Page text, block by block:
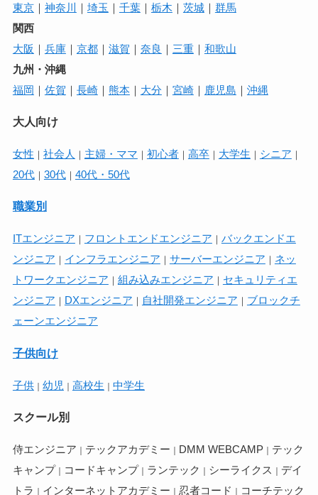
東京｜ 神奈川 埼玉 千葉｜ 栃木｜ 茨城｜ 群馬
関西
大阪 兵庫｜ 京都｜ 滋賀 奈良 三重｜ 和歌山
九州・沖縄
福岡 佐賀 長崎｜ 熊本｜ 大分｜ 宮崎｜ 鹿児島 沖縄
大人向け
女性 ｜ 社会人 ｜ 主婦・ママ ｜ 初心者｜ 高卒｜ 大学生 ｜ シニア ｜
20代｜ 30代｜ 40代・50代
職業別
ITエンジニア ｜ フロントエンドエンジニア ｜ バックエンドエ
ンジニア ｜ インフラエンジニア ｜ サーバーエンジニア ｜ ネッ
トワークエンジニア ｜ 組み込みエンジニア ｜ セキュリティエ
ンジニア ｜ DXエンジニア ｜ 自社開発エンジニア ｜ ブロックチ
ェーンエンジニア
子供向け
子供｜ 幼児 ｜ 高校生 ｜ 中学生
スクール別
侍エンジニア ｜ テックアカデミー ｜ DMM WEBCAMP｜ テック
キャンプ｜ コードキャンプ｜ ランテック ｜ シーライクス ｜ デイ
トラ ｜ インターネットアカデミー ｜ 忍者コード ｜ コーチテック